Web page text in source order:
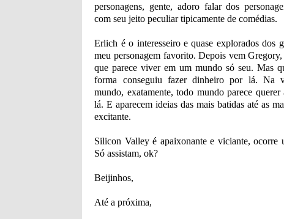
personagens, gente, adoro falar dos
com seu jeito peculiar tipicamente de comédias.
Erlich é o interesseiro e quase explorados dos
meu personagem favorito. Depois vem
que parece viver em um mundo só seu. Mas
forma conseguiu fazer dinheiro por lá. Na
mundo, exatamente, todo mundo parece querer
lá. E aparecem ideias das mais batidas até as
excitante.
Silicon Valley é apaixonante e viciante, ocorre
Só assistam, ok?
Beijinhos,
Até a próxima,